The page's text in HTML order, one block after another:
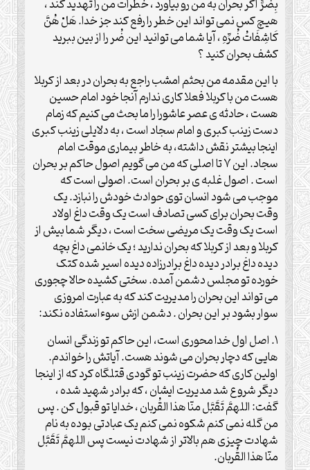
بِضُرٍّ اگر بحران به من رو بیاورد ، خطرات من را تهدید کند ،
هیچ کس نمی تواند این خطر را رفع کند جز خدا. هَلْ هُنَّ
كَاشِفَاتُ ضُرِّهِ ، آیا شما می توانید این ضُر را از بین ببرید
کشف بحران کنید ؟
با این مقدمه من بحثم امشب راجع به بحران در بعد از کربلا
هست من با کربلا فعلا کاری ندارم آنجا خود امام حسین
هست ، حادثه ی عصر عاشورا را ما بحث می کنیم که زمام
دست زینب کبری و امام سجاد است ، به دلایلی زینب کبری
اینجا بیشتر نقش داشته، به خاطر بیماری موقت امام
سجاد. این ۷ تا اصلی که من می گویم اصول حاکم بر بحران
است . اصول غلبه ی بر بحران است. اصولی است که
موجب می شود انسان توی حوادث خودش را نبازد. یک
وقت بحران برای کسی تصادف است یک وقت داغ اولاد
است یک وقت یک مریضی سخت است ، دیگر شما بیش از
کربلا و بعد از کربلا که بحران ندارید ؛ یک خانمی داغ بچه
دیده داغ برادر دیده داغ برادرزاده دیده اسیر شده کتک
خورده تو مجلس دشمن آمده. سختی کشیده حالا چجوری
می تواند این بحران را مدیریت کند که به عبارت امروزی
سوار بشود بر این بحران . دشمن ازش سوءاستفاده نکند:
۱. اصل اول خدا محوری است، این حاکم تو زندگی انسان
هایی که دچار بحران می شوند هست. آیاتش را خواندم.
اولین کاری که حضرت زینب تو گودی قتلگاه کرد که از اینجا
دیگر شروع شد مدیریت ایشان ، که برادر شهید شده ،
گفت: اللهمَّ تَقَبَّل منّا هذا القُربان ، خدایا تو قبول کن . پس
من گله نمی کنم شکوه نمی کنم یک عبادتی بوده به نام
شهادت چیزی هم بالاتر از شهادت نیست پس اللهمَّ تَقَبَّل
منّا هذا القُربان.